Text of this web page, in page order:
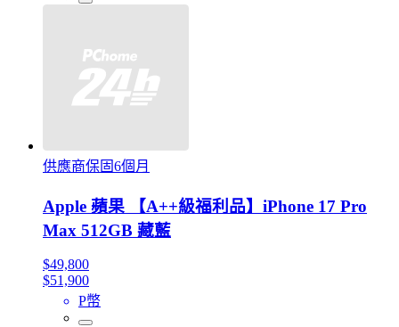
供應商保固6個月
Apple 蘋果 【A++級福利品】iPhone 17 Pro
Max 512GB 藏藍
$49,800
$51,900
P幣